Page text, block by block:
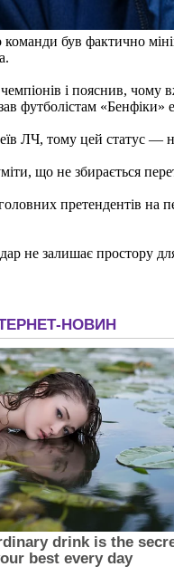
був фактично
і пояснив,
футболістам
ЛЧ, тому цей статус —
що не збирається
претендентів на
не залишає простору